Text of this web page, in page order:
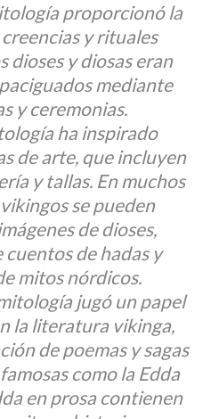
proporcionó la
creencias y rituales
dioses y diosas eran
mediante
y ceremonias.
ha inspirado
de arte, que incluyen
y tallas. En muchos
se pueden
de dioses,
cuentos de hadas y
mitos nórdicos.
jugó un papel
la literatura vikinga,
de poemas y sagas
como la Edda
en prosa contienen